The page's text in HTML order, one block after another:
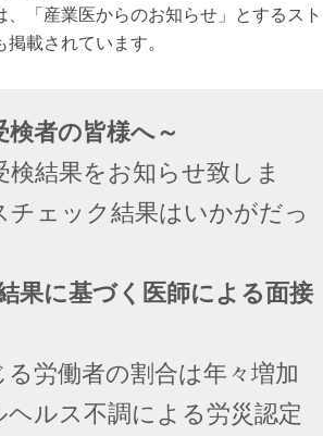
「産業医からのお知らせ」とするスト
載されています。
者の皆様へ～
結果をお知らせ致しま
ェック結果はいかがだっ
果に基づく医師による面接
労働者の割合は年々増加
ルス不調による労災認定